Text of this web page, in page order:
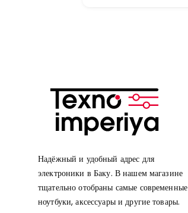
Надёжный и удобный адрес для
электроники в Баку. В нашем магазине
тщательно отобраны самые современные
ноутбуки, аксессуары и другие товары.